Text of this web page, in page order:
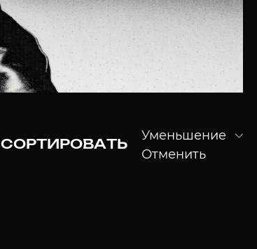
СОРТИРОВАТЬ
Уменьшение
Отменить